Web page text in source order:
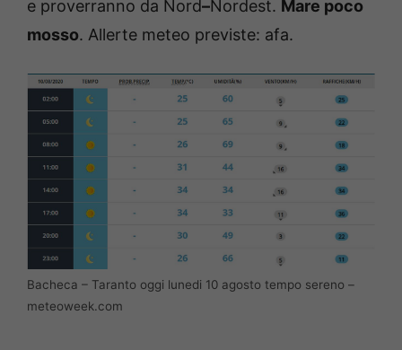
e proverranno da Nord–Nordest. Mare poco
mosso. Allerte meteo previste: afa.
Bacheca – Taranto oggi lunedi 10 agosto tempo sereno –
meteoweek.com